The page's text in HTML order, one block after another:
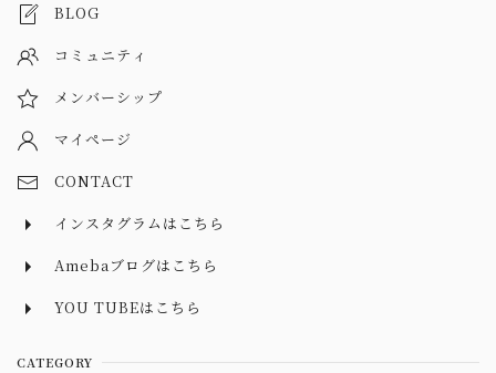
BLOG
コミュニティ
メンバーシップ
マイページ
CONTACT
インスタグラムはこちら
Amebaブログはこちら
YOU TUBEはこちら
CATEGORY